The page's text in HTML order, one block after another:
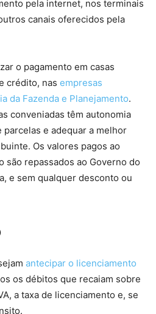
pela internet, nos terminais
canais oferecidos pela
o pagamento em casas
crédito, nas empresas
da Fazenda e Planejamento.
conveniadas têm autonomia
e adequar a melhor
Os valores pagos ao
são repassados ao Governo do
e sem qualquer desconto ou
antecipar o licenciamento
os débitos que recaiam sobre
a taxa de licenciamento e, se